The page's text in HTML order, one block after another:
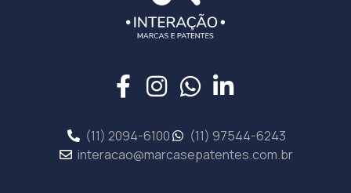
(11) 2094-6100
(11) 97544-6243
interacao@marcasepatentes.com.br